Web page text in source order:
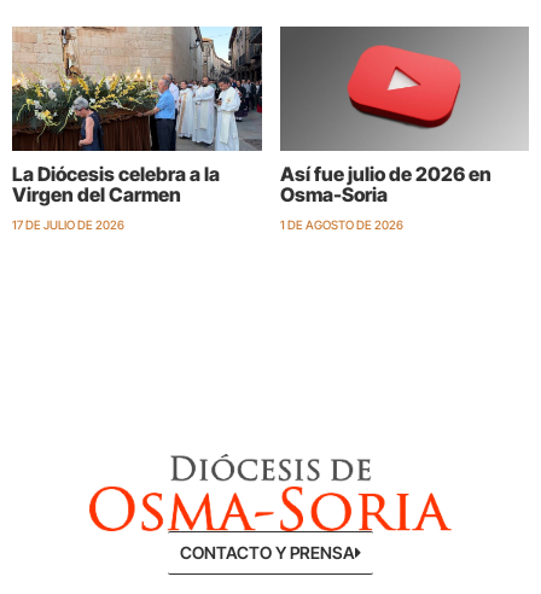
La Diócesis celebra a la
Virgen del Carmen
17 DE JULIO DE 2026
Así fue julio de 2026 en
Osma-Soria
1 DE AGOSTO DE 2026
CONTACTO Y PRENSA